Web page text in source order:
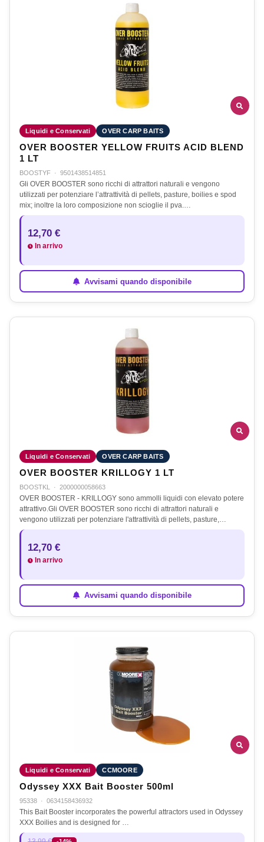
Liquidi e Conservati OVER CARP BAITS
OVER BOOSTER YELLOW FRUITS ACID BLEND
1 LT
BOOSTYF · 9501438514851
Gli OVER BOOSTER sono ricchi di attrattori naturali e vengono
utilizzati per potenziare l’attrattività di pellets, pasture, boilies e spod
mix; inoltre la loro composizione non scioglie il pva.…
12,70 €
In arrivo
Avvisami quando disponibile
Liquidi e Conservati OVER CARP BAITS
OVER BOOSTER KRILLOGY 1 LT
BOOSTKL · 2000000058663
OVER BOOSTER - KRILLOGY sono ammolli liquidi con elevato potere
attrattivo.Gli OVER BOOSTER sono ricchi di attrattori naturali e
vengono utilizzati per potenziare l'attrattività di pellets, pasture,…
12,70 €
In arrivo
Avvisami quando disponibile
Liquidi e Conservati CCMOORE
Odyssey XXX Bait Booster 500ml
95338 · 0634158436932
This Bait Booster incorporates the powerful attractors used in Odyssey
XXX Boilies and is designed for …